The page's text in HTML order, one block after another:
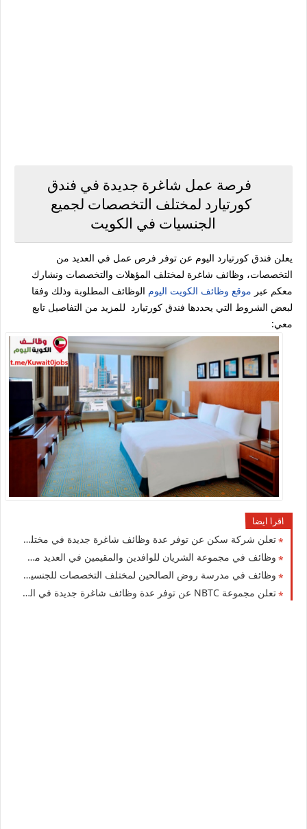
فرصة عمل شاغرة جديدة في فندق
كورتيارد لمختلف التخصصات لجميع
الجنسيات في الكويت
يعلن فندق كورتيارد اليوم عن توفر فرص عمل في العديد من
التخصصات، وظائف شاغرة لمختلف المؤهلات والتخصصات ونشارك
معكم عبر موقع وظائف الكويت اليوم الوظائف المطلوبة وذلك وفقا
لبعض الشروط التي يحددها فندق كورتيارد للمزيد من التفاصيل تابع
معي:
اقرا ايضا
تعلن شركة سكن عن توفر عدة وظائف شاغرة جديدة في مختلف التخصصات برواتب ومزايا عالية في الكويت
وظائف في مجموعة الشريان للوافدين والمقيمين في العديد من التخصصات للجنسيين بالكويت
وظائف في مدرسة روض الصالحين لمختلف التخصصات للجنسيين للوافدين والأجانب في الكويت لعام 2026
تعلن مجموعة NBTC عن توفر عدة وظائف شاغرة جديدة في العديد من التخصصات في الكويت 2026